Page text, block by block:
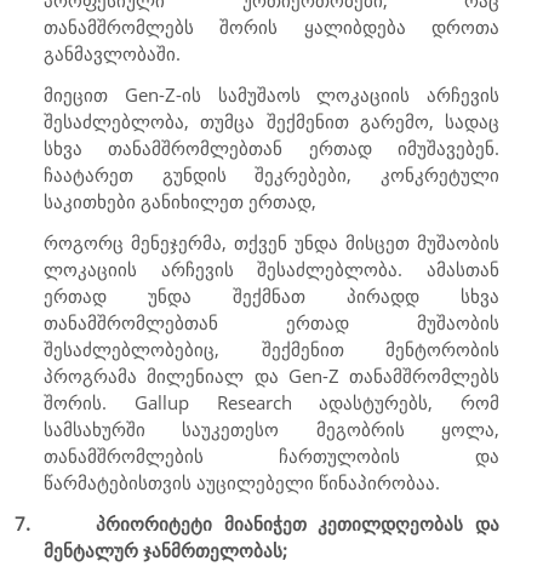
თანამშრომლებს შორის ყალიბდება დროთა
განმავლობაში.
მიეცით Gen-Z-ის სამუშაოს ლოკაციის არჩევის
შესაძლებლობა, თუმცა შექმენით გარემო, სადაც
სხვა თანამშრომლებთან ერთად იმუშავებენ.
ჩაატარეთ გუნდის შეკრებები, კონკრეტული
საკითხები განიხილეთ ერთად,
როგორც მენეჯერმა, თქვენ უნდა მისცეთ მუშაობის
ლოკაციის არჩევის შესაძლებლობა. ამასთან
ერთად უნდა შექმნათ პირადდ სხვა
თანამშრომლებთან ერთად მუშაობის
შესაძლებლობებიც, შექმენით მენტორობის
პროგრამა მილენიალ და Gen-Zთანამშრომლებს
შორის. Gallup Researchადასტურებს, რომ
სამსახურში საუკეთესო მეგობრის ყოლა,
თანამშრომლების ჩართულობის და
წარმატებისთვის აუცილებელი წინაპირობაა.
7.
პრიორიტეტი მიანიჭეთ კეთილდღეობას და
მენტალურ ჯანმრთელობას;